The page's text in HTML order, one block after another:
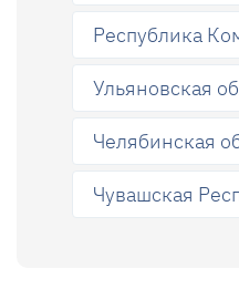
Республика
Ульяновская
Челябинская
Чувашская